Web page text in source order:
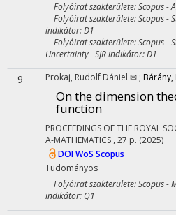
Folyóirat szakterülete: Scopus -
Folyóirat szakterülete: Scopus -
indikátor: D1
Folyóirat szakterülete: Scopus -
Uncertainty SJR indikátor: D1
9 Prokaj, Rudolf Dániel ✉ ; Bárány,
On the dimension
function
PROCEEDINGS OF THE ROYAL
A-MATHEMATICS , 27 p. (2025)
DOIWoS Scopus
Tudományos
Folyóirat szakterülete: Scopus -
indikátor: Q1